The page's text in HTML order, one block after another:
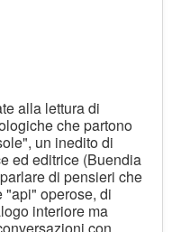
alla lettura di
che partono
un inedito di
ed editrice (Buendia
di pensieri che
"api" operose, di
interiore ma